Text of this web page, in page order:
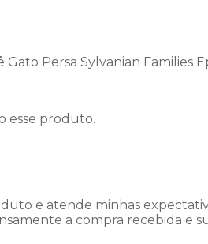
Gato Persa Sylvanian Families
esse produto.
e atende minhas
a compra recebida e